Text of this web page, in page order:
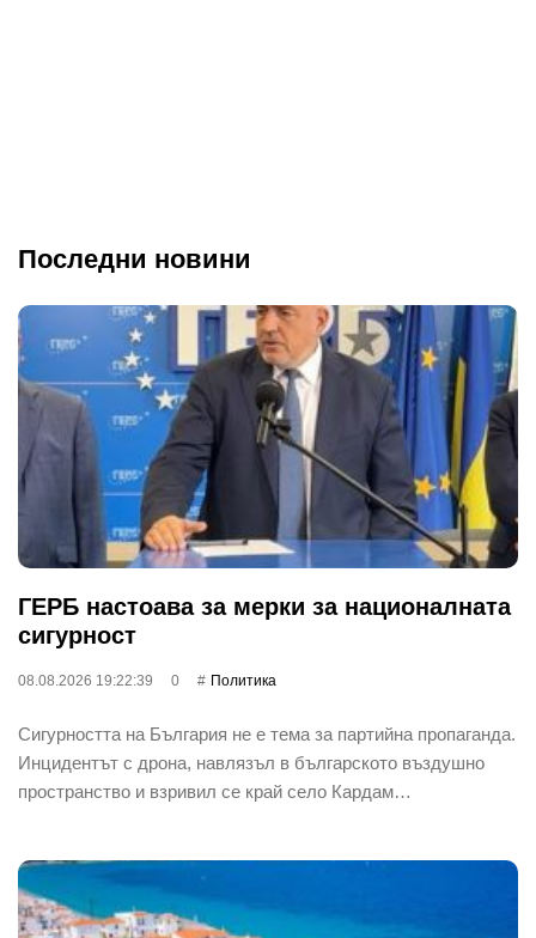
Последни новини
ГЕРБ настоава за мерки за националната
сигурност
08.08.2026 19:22:39 0 Политика
Сигурността на България не е тема за партийна пропаганда.
Инцидентът с дрона, навлязъл в българското въздушно
пространство и взривил се край село Кардам…